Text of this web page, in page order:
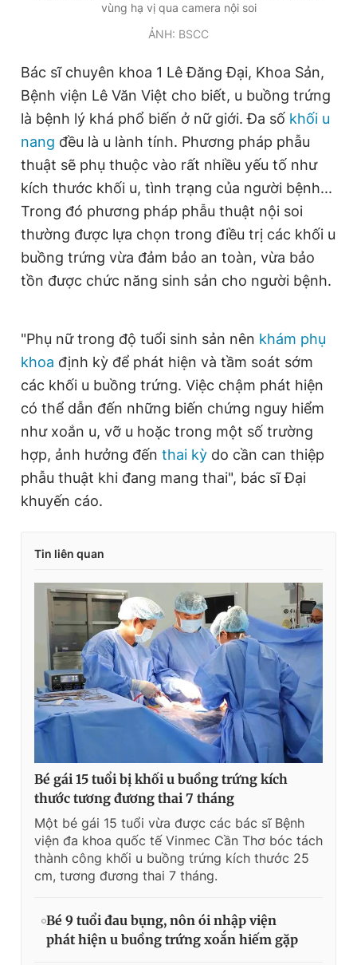
vùng hạ vị qua camera nội soi
ẢNH: BSCC
Bác sĩ chuyên khoa 1 Lê Đăng Đại, Khoa Sản,
Bệnh viện Lê Văn Việt cho biết, u buồng trứng
là bệnh lý khá phổ biến ở nữ giới. Đa số khối u
nang đều là u lành tính. Phương pháp phẫu
thuật sẽ phụ thuộc vào rất nhiều yếu tố như
kích thước khối u, tình trạng của người bệnh...
Trong đó phương pháp phẫu thuật nội soi
thường được lựa chọn trong điều trị các khối u
buồng trứng vừa đảm bảo an toàn, vừa bảo
tồn được chức năng sinh sản cho người bệnh.
"Phụ nữ trong độ tuổi sinh sản nên khám phụ
khoa định kỳ để phát hiện và tầm soát sớm
các khối u buồng trứng. Việc chậm phát hiện
có thể dẫn đến những biến chứng nguy hiểm
như xoắn u, vỡ u hoặc trong một số trường
hợp, ảnh hưởng đến thai kỳ do cần can thiệp
phẫu thuật khi đang mang thai", bác sĩ Đại
khuyến cáo.
Tin liên quan
Bé gái 15 tuổi bị khối u buồng trứng kích
thước tương đương thai 7 tháng
Một bé gái 15 tuổi vừa được các bác sĩ Bệnh
viện đa khoa quốc tế Vinmec Cần Thơ bóc tách
thành công khối u buồng trứng kích thước 25
cm, tương đương thai 7 tháng.
Bé 9 tuổi đau bụng, nôn ói nhập viện
phát hiện u buồng trứng xoắn hiếm gặp